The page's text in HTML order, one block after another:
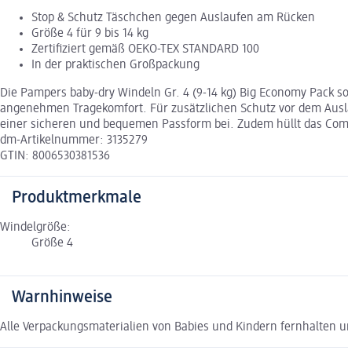
Stop & Schutz Täschchen gegen Auslaufen am Rücken
Größe 4 für 9 bis 14 kg
Zertifiziert gemäß OEKO-TEX STANDARD 100
In der praktischen Großpackung
Die Pampers baby-dry Windeln Gr. 4 (9-14 kg) Big Economy
angenehmen Tragekomfort. Für zusätzlichen Schutz vor dem
einer sicheren und bequemen Passform bei. Zudem hüllt das
dm-Artikelnummer: 3135279
GTIN: 8006530381536
Produktmerkmale
Windelgröße:
Größe 4
Warnhinweise
Alle Verpackungsmaterialien von Babies und Kindern fernhalten